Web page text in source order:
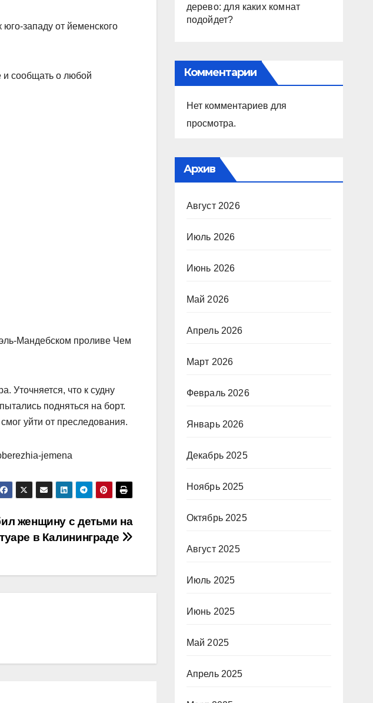
западу от йеменского
и сообщать о любой
Мандебском проливе Чем
Уточняется, что к судну
подняться на борт.
уйти от преследования.
jemena
женщину с детьми на
в Калининграде
дерево: для каких комнат
подойдет?
Комментарии
Нет комментариев для
просмотра.
Архив
Август 2026
Июль 2026
Июнь 2026
Май 2026
Апрель 2026
Март 2026
Февраль 2026
Январь 2026
Декабрь 2025
Ноябрь 2025
Октябрь 2025
Август 2025
Июль 2025
Июнь 2025
Май 2025
Апрель 2025